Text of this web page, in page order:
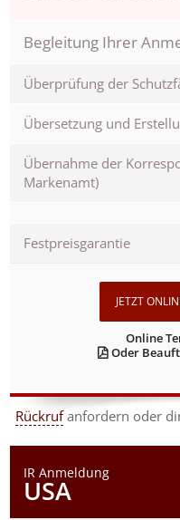
Begleitung Ihrer
Überprüfung der
Übersetzung und
Übernahme der
Markenamt)
Festpreisgarantie
JETZT
Online
Oder
Rückrufanfordern oder
IR Anmeldung
USA